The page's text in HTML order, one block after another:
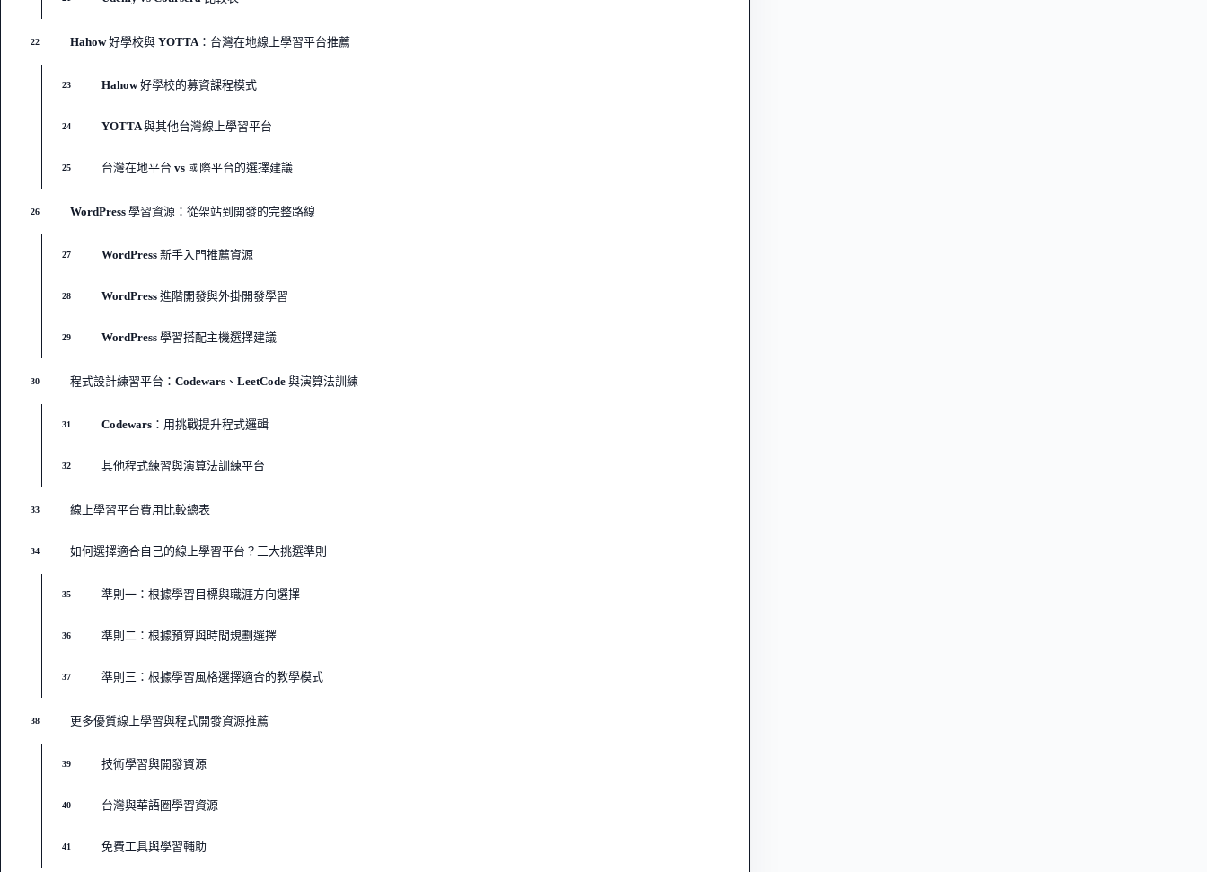
22 Hahow 好學校與 YOTTA：台灣在地線上學習平台推薦
23 Hahow 好學校的募資課程模式
24 YOTTA 與其他台灣線上學習平台
25 台灣在地平台 vs 國際平台的選擇建議
26 WordPress 學習資源：從架站到開發的完整路線
27 WordPress 新手入門推薦資源
28 WordPress 進階開發與外掛開發學習
29 WordPress 學習搭配主機選擇建議
30 程式設計練習平台：Codewars、LeetCode 與演算法訓練
31 Codewars：用挑戰提升程式邏輯
32 其他程式練習與演算法訓練平台
33 線上學習平台費用比較總表
34 如何選擇適合自己的線上學習平台？三大挑選準則
35 準則一：根據學習目標與職涯方向選擇
36 準則二：根據預算與時間規劃選擇
37 準則三：根據學習風格選擇適合的教學模式
38 更多優質線上學習與程式開發資源推薦
39 技術學習與開發資源
40 台灣與華語圈學習資源
41 免費工具與學習輔助